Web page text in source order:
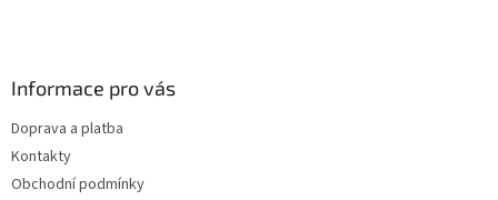
Informace pro vás
Doprava a platba
Kontakty
Obchodní podmínky